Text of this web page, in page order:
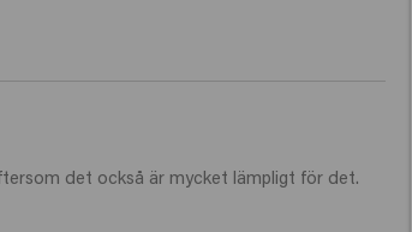
det också är mycket lämpligt för det.